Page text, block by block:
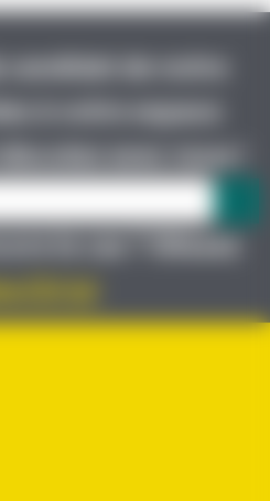
candidat de notre
à votre espace
avec nous !
le cas ? Glissez
CV ici